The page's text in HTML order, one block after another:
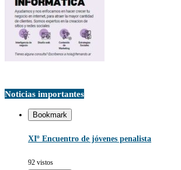
Noticias importantes
Bookmark
XIº Encuentro de jóvenes penalista
92 vistos